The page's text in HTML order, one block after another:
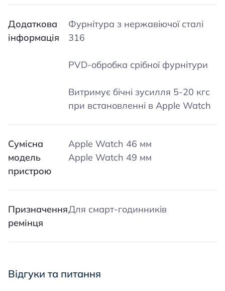
Додаткова
інформація
Фурнітура з нержавіючої сталі
316
PVD-обробка срібної фурнітури
Витримує бічні зусилля 5-20 кгс
при встановленні в Apple Watch
Сумісна
модель
пристрою
Apple Watch 46 мм
Apple Watch 49 мм
Призначення
ремінця
Для смарт-годинників
Відгуки та питання